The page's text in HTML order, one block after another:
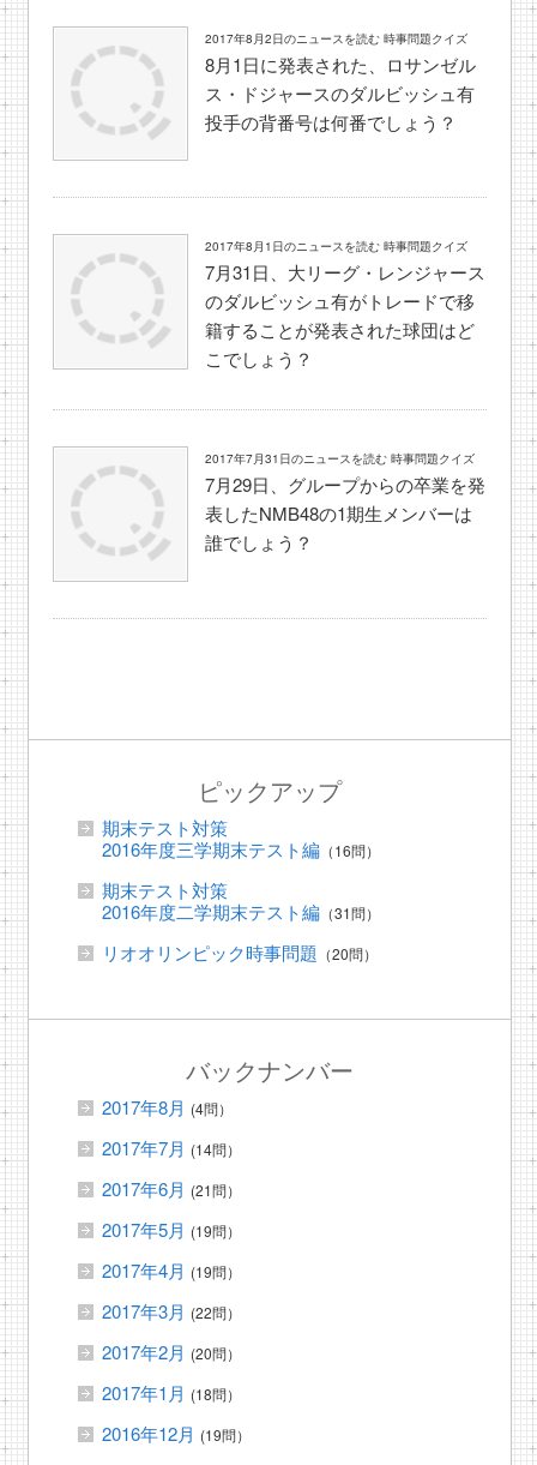
2017年8月2日のニュースを読む 時事問題クイズ
8月1日に発表された、ロサンゼル
ス・ドジャースのダルビッシュ有
投手の背番号は何番でしょう？
2017年8月1日のニュースを読む 時事問題クイズ
7月31日、大リーグ・レンジャース
のダルビッシュ有がトレードで移
籍することが発表された球団はど
こでしょう？
2017年7月31日のニュースを読む 時事問題クイズ
7月29日、グループからの卒業を発
表したNMB48の1期生メンバーは
誰でしょう？
ピックアップ
期末テスト対策
2016年度三学期末テスト編（16問）
期末テスト対策
2016年度二学期末テスト編（31問）
リオオリンピック時事問題 （20問）
バックナンバー
2017年8月 (4問）
2017年7月 (14問）
2017年6月 (21問）
2017年5月 (19問）
2017年4月 (19問）
2017年3月 (22問）
2017年2月 (20問）
2017年1月 (18問）
2016年12月 (19問）